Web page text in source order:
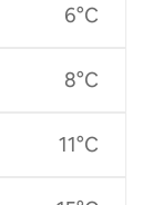
6°C
8°C
11°C